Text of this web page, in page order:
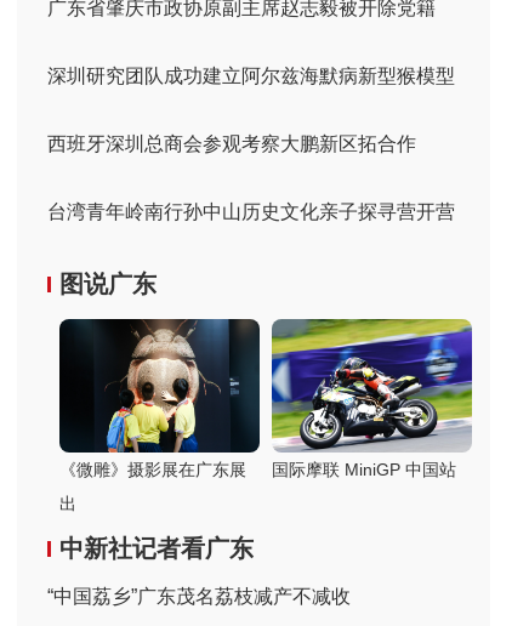
广东省肇庆市政协原副主席赵志毅被开除党籍
深圳研究团队成功建立阿尔兹海默病新型猴模型
西班牙深圳总商会参观考察大鹏新区拓合作
台湾青年岭南行孙中山历史文化亲子探寻营开营
图说广东
《微雕》摄影展在广东展
出
国际摩联 MiniGP 中国站
中新社记者看广东
“中国荔乡”广东茂名荔枝减产不减收